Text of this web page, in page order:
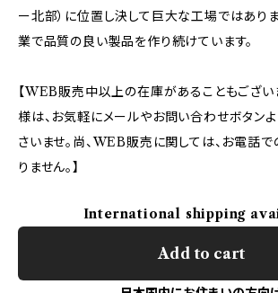
ー北部）に位置し決して巨大な工場ではあり
業で品質の良い製品を作り続けています。
【WEB販売中以上の在庫があることもござい
様は、お気軽にメールやお問い合わせボタン
さいませ。尚、WEB販売に関しては、お電話
りません。】
International shipping
Add to cart